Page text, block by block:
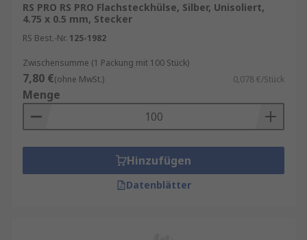
RS PRO RS PRO Flachsteckhülse, Silber, Unisoliert,
4.75 x 0.5 mm, Stecker
RS Best.-Nr. 125-1982
Zwischensumme (1 Packung mit 100 Stück)
7,80 €(ohne MwSt.) 0,078 €/Stück
Menge
Hinzufügen
Datenblätter